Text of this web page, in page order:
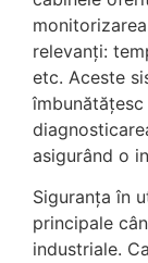
relevanți:
etc. Aceste
asigurând o
Siguranța în
principale
industriale.